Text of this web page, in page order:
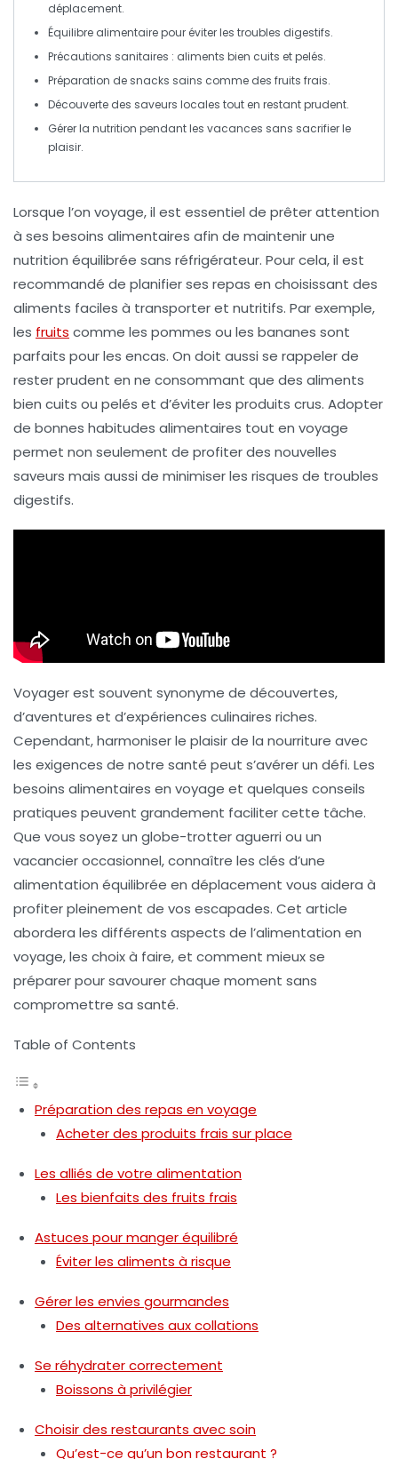
déplacement.
Équilibre alimentairepour éviter les troubles digestifs.
Précautions sanitaires : aliments bien cuits et pelés.
Préparation de snacks sains comme des fruits frais.
Découverte des saveurs locales tout en restant prudent.
Gérer la nutrition pendant les vacances sans sacrifier le
plaisir.
Lorsque l’on voyage, il est essentiel de prêter attention
à ses besoins alimentaires afin de maintenir une
nutrition équilibrée sans réfrigérateur. Pour cela, il est
recommandé de planifier ses repas en choisissant des
aliments faciles à transporter et nutritifs. Par exemple,
les fruits comme les pommes ou les bananes sont
parfaits pour les encas. On doit aussi se rappeler de
rester prudent en ne consommant que des aliments
bien cuits ou pelés et d’éviter les produits crus. Adopter
de bonnes habitudes alimentaires tout en voyage
permet non seulement de profiter des nouvelles
saveurs mais aussi de minimiser les risques de troubles
digestifs.
Voyager est souvent synonyme de découvertes,
d’aventures et d’expériences culinaires riches.
Cependant, harmoniser le plaisir de la nourriture avec
les exigences de notre santé peut s’avérer un défi. Les
besoins alimentaires en voyage et quelques conseils
pratiques peuvent grandement faciliter cette tâche.
Que vous soyez un globe-trotter aguerri ou un
vacancier occasionnel, connaître les clés d’une
alimentation équilibrée en déplacement vous aidera à
profiter pleinement de vos escapades. Cet article
abordera les différents aspects de l’alimentation en
voyage, les choix à faire, et comment mieux se
préparer pour savourer chaque moment sans
compromettre sa santé.
Table of Contents
Préparation des repas en voyage
Acheter des produits frais sur place
Les alliés de votre alimentation
Les bienfaits des fruits frais
Astuces pour manger équilibré
Éviter les aliments à risque
Gérer les envies gourmandes
Des alternatives aux collations
Se réhydrater correctement
Boissons à privilégier
Choisir des restaurants avec soin
Qu’est-ce qu’un bon restaurant ?